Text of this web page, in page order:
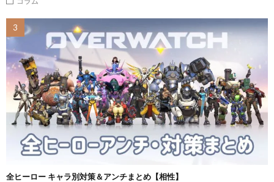
全ヒーロー キャラ別対策＆アンチまとめ【相性】